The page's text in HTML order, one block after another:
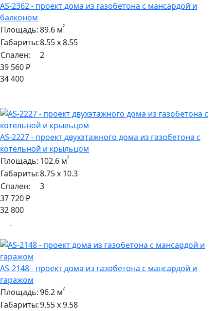
AS-2362 - проект дома из газобетона с мансардой и
балконом
Площадь:89.6 м²
Габариты:8.55 х 8.55
Спален:
2
39 560 ₽
34 400
AS-2227 - проект двухэтажного дома из газобетона с
котельной и крыльцом
Площадь: 102.6 м²
Габариты:8.75 х 10.3
Спален:
3
37 720 ₽
32 800
AS-2148 - проект дома из газобетона с мансардой и
гаражом
Площадь:96.2 м²
Габариты:9.55 х 9.58